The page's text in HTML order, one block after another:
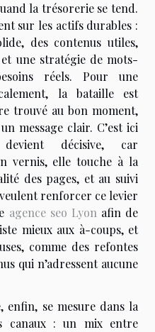
la trésorerie se tend.
sur les actifs durables :
des contenus utiles,
une stratégie de mots-
réels. Pour une
la bataille est
trouvé au bon moment,
message clair. C’est ici
décisive, car
vernis, elle touche à la
des pages, et au suivi
renforcer ce levier
agence seo Lyonafin de
mieux aux à-coups, et
comme des refontes
qui n’adressent aucune
enfin, se mesure dans la
canaux : un mix entre